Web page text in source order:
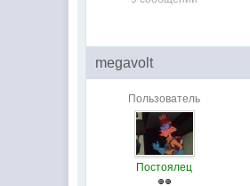
megavolt
Пользователь
Постоялец